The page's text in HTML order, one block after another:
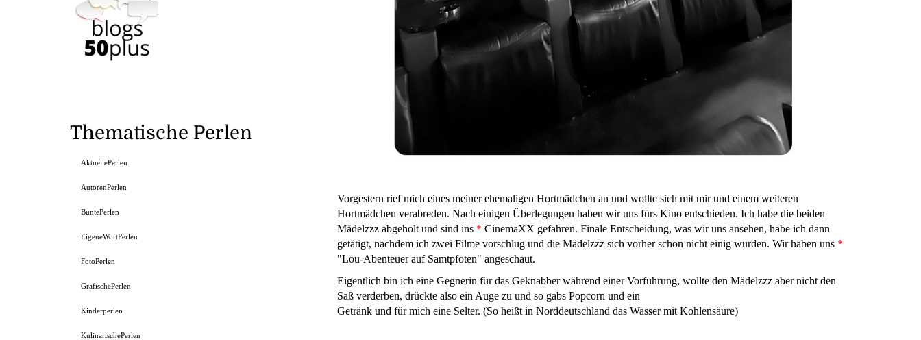
Vorgestern rief mich eines meiner ehemaligen Hortmädchen an und wollte sich mit mir und einem weiteren
Hortmädchen verabreden. Nach einigen Überlegungen haben wir uns fürs Kino entschieden. Ich habe die beiden
Mädelzzz abgeholt und sind ins * CinemaXX gefahren. Finale Entscheidung, was wir uns ansehen, habe ich dann
getätigt, nachdem ich zwei Filme vorschlug und die Mädelzzz sich vorher schon nicht einig wurden. Wir haben uns *
"Lou-Abenteuer auf Samtpfoten" angeschaut.
Eigentlich bin ich eine Gegnerin für das Geknabber während einer Vorführung, wollte den Mädelzzz aber nicht den
Saß verderben, drückte also ein Auge zu und so gabs Popcorn und ein
Getränk und für mich eine Selter. (So heißt in Norddeutschland das Wasser mit Kohlensäure)
Thematische Perlen
AktuellePerlen
AutorenPerlen
BuntePerlen
EigeneWortPerlen
FotoPerlen
GrafischePerlen
Kinderperlen
KulinarischePerlen